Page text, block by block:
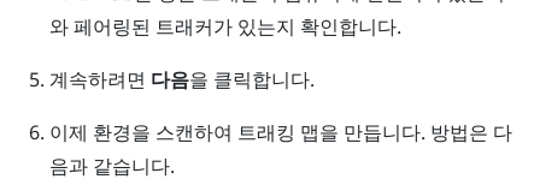
와 페어링된 트래커가 있는지 확인합니다.
계속하려면 다음을 클릭합니다.
이제 환경을 스캔하여 트래킹 맵을 만듭니다. 방법은 다
음과 같습니다.